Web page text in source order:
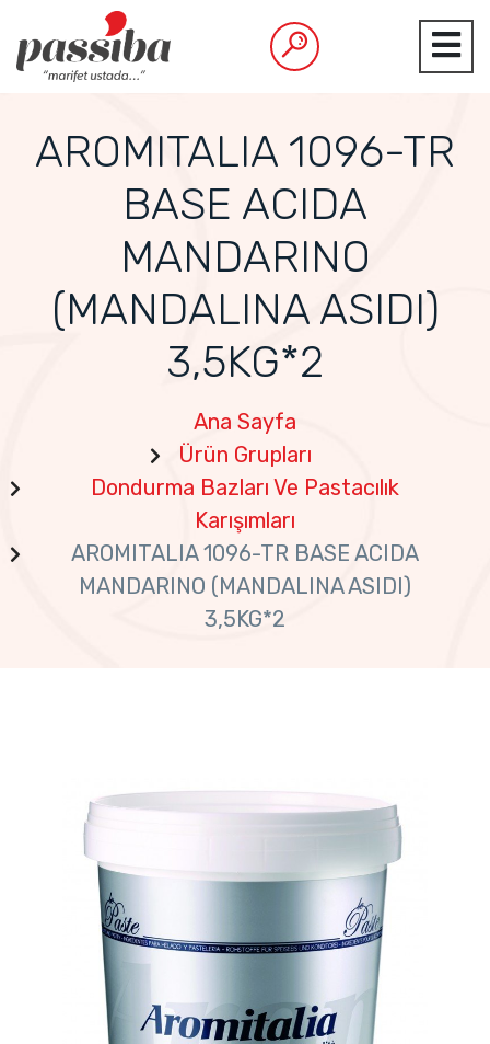
AROMITALIA 1096-TR
BASE ACIDA
MANDARINO
(MANDALINA ASIDI)
3,5KG*2
Ana Sayfa
Ürün Grupları
Dondurma Bazları Ve Pastacılık
Karışımları
AROMITALIA 1096-TR BASE ACIDA
MANDARINO (MANDALINA ASIDI)
3,5KG*2